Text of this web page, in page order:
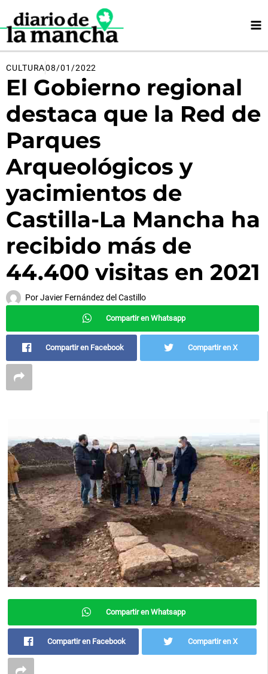
contenido
CULTURA08/01/2022
El Gobierno regional
destaca que la Red de
Parques
Arqueológicos y
yacimientos de
Castilla-La Mancha ha
recibido más de
44.400 visitas en 2021
PorJavier Fernández del Castillo
Compartir en Whatsapp
Compartir en Facebook Compartir en X
Compartir en Whatsapp
Compartir en Facebook Compartir en X